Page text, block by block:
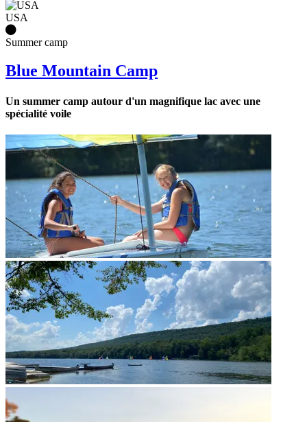
USA
Summer camp
Blue Mountain Camp
Un summer camp autour d'un magnifique lac avec une
spécialité voile